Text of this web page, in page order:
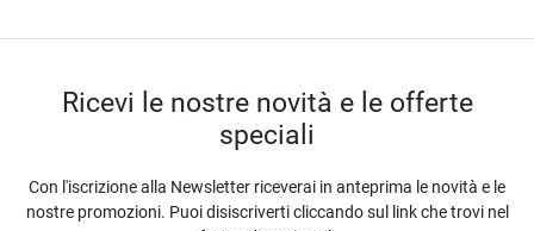
Ricevi le nostre novità e le offerte
speciali
Con l'iscrizione alla Newsletter riceverai in anteprima le novità e le
nostre promozioni. Puoi disiscriverti cliccando sul link che trovi nel